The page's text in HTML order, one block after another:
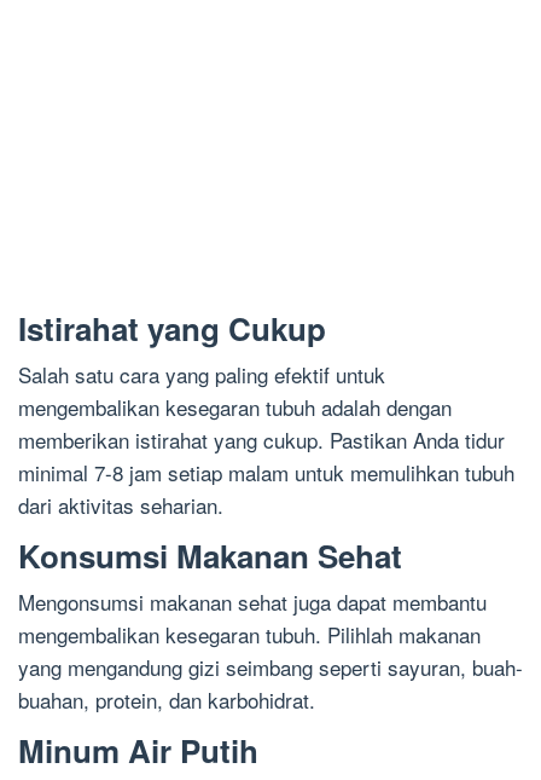
Istirahat yang Cukup
Salah satu cara yang paling efektif untuk
mengembalikan kesegaran tubuh adalah dengan
memberikan istirahat yang cukup. Pastikan Anda tidur
minimal 7-8 jam setiap malam untuk memulihkan tubuh
dari aktivitas seharian.
Konsumsi Makanan Sehat
Mengonsumsi makanan sehat juga dapat membantu
mengembalikan kesegaran tubuh. Pilihlah makanan
yang mengandung gizi seimbang seperti sayuran, buah-
buahan, protein, dan karbohidrat.
Minum Air Putih